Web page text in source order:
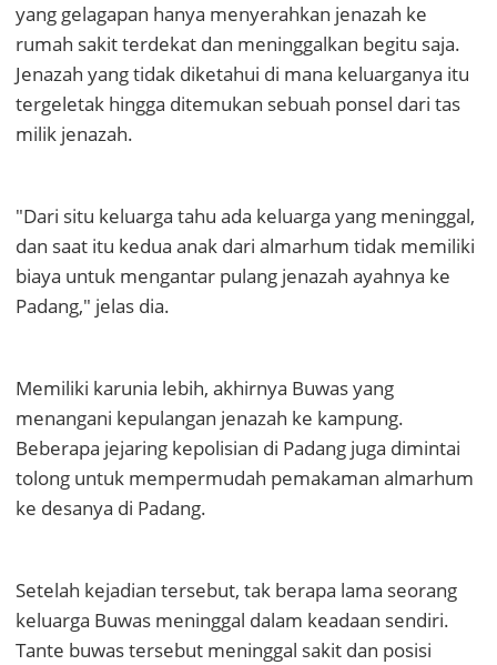
yang gelagapan hanya menyerahkan jenazah ke
rumah sakit terdekat dan meninggalkan begitu saja.
Jenazah yang tidak diketahui di mana keluarganya itu
tergeletak hingga ditemukan sebuah ponsel dari tas
milik jenazah.
"Dari situ keluarga tahu ada keluarga yang meninggal,
dan saat itu kedua anak dari almarhum tidak memiliki
biaya untuk mengantar pulang jenazah ayahnya ke
Padang," jelas dia.
Memiliki karunia lebih, akhirnya Buwas yang
menangani kepulangan jenazah ke kampung.
Beberapa jejaring kepolisian di Padang juga dimintai
tolong untuk mempermudah pemakaman almarhum
ke desanya di Padang.
Setelah kejadian tersebut, tak berapa lama seorang
keluarga Buwas meninggal dalam keadaan sendiri.
Tante buwas tersebut meninggal sakit dan posisi